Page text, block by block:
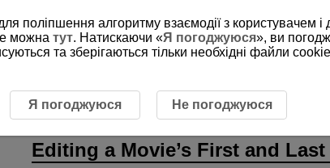
First and Last Scenes
Editing a Movie’s First and Last
поліпшення алгоритму взаємодії з користувачем
можна тут. Натискаючи «Я погоджуюся», ви
та зберігаються тільки необхідні файли
Я погоджуюся Не погоджуюся